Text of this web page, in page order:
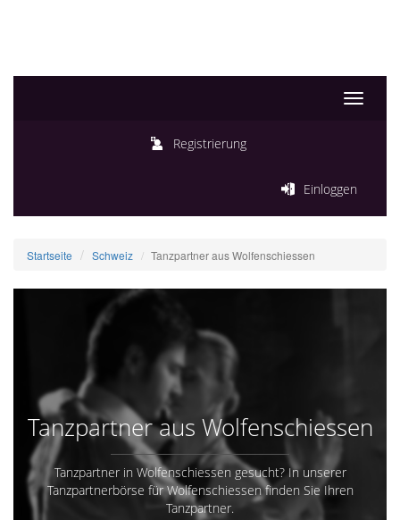
Toggle
Registrierung
Einloggen
Startseite Schweiz Tanzpartner aus Wolfenschiessen
Tanzpartner aus Wolfenschiessen
Tanzpartner in Wolfenschiessen gesucht? In unserer
Tanzpartnerbörse für Wolfenschiessen finden Sie Ihren
Tanzpartner.